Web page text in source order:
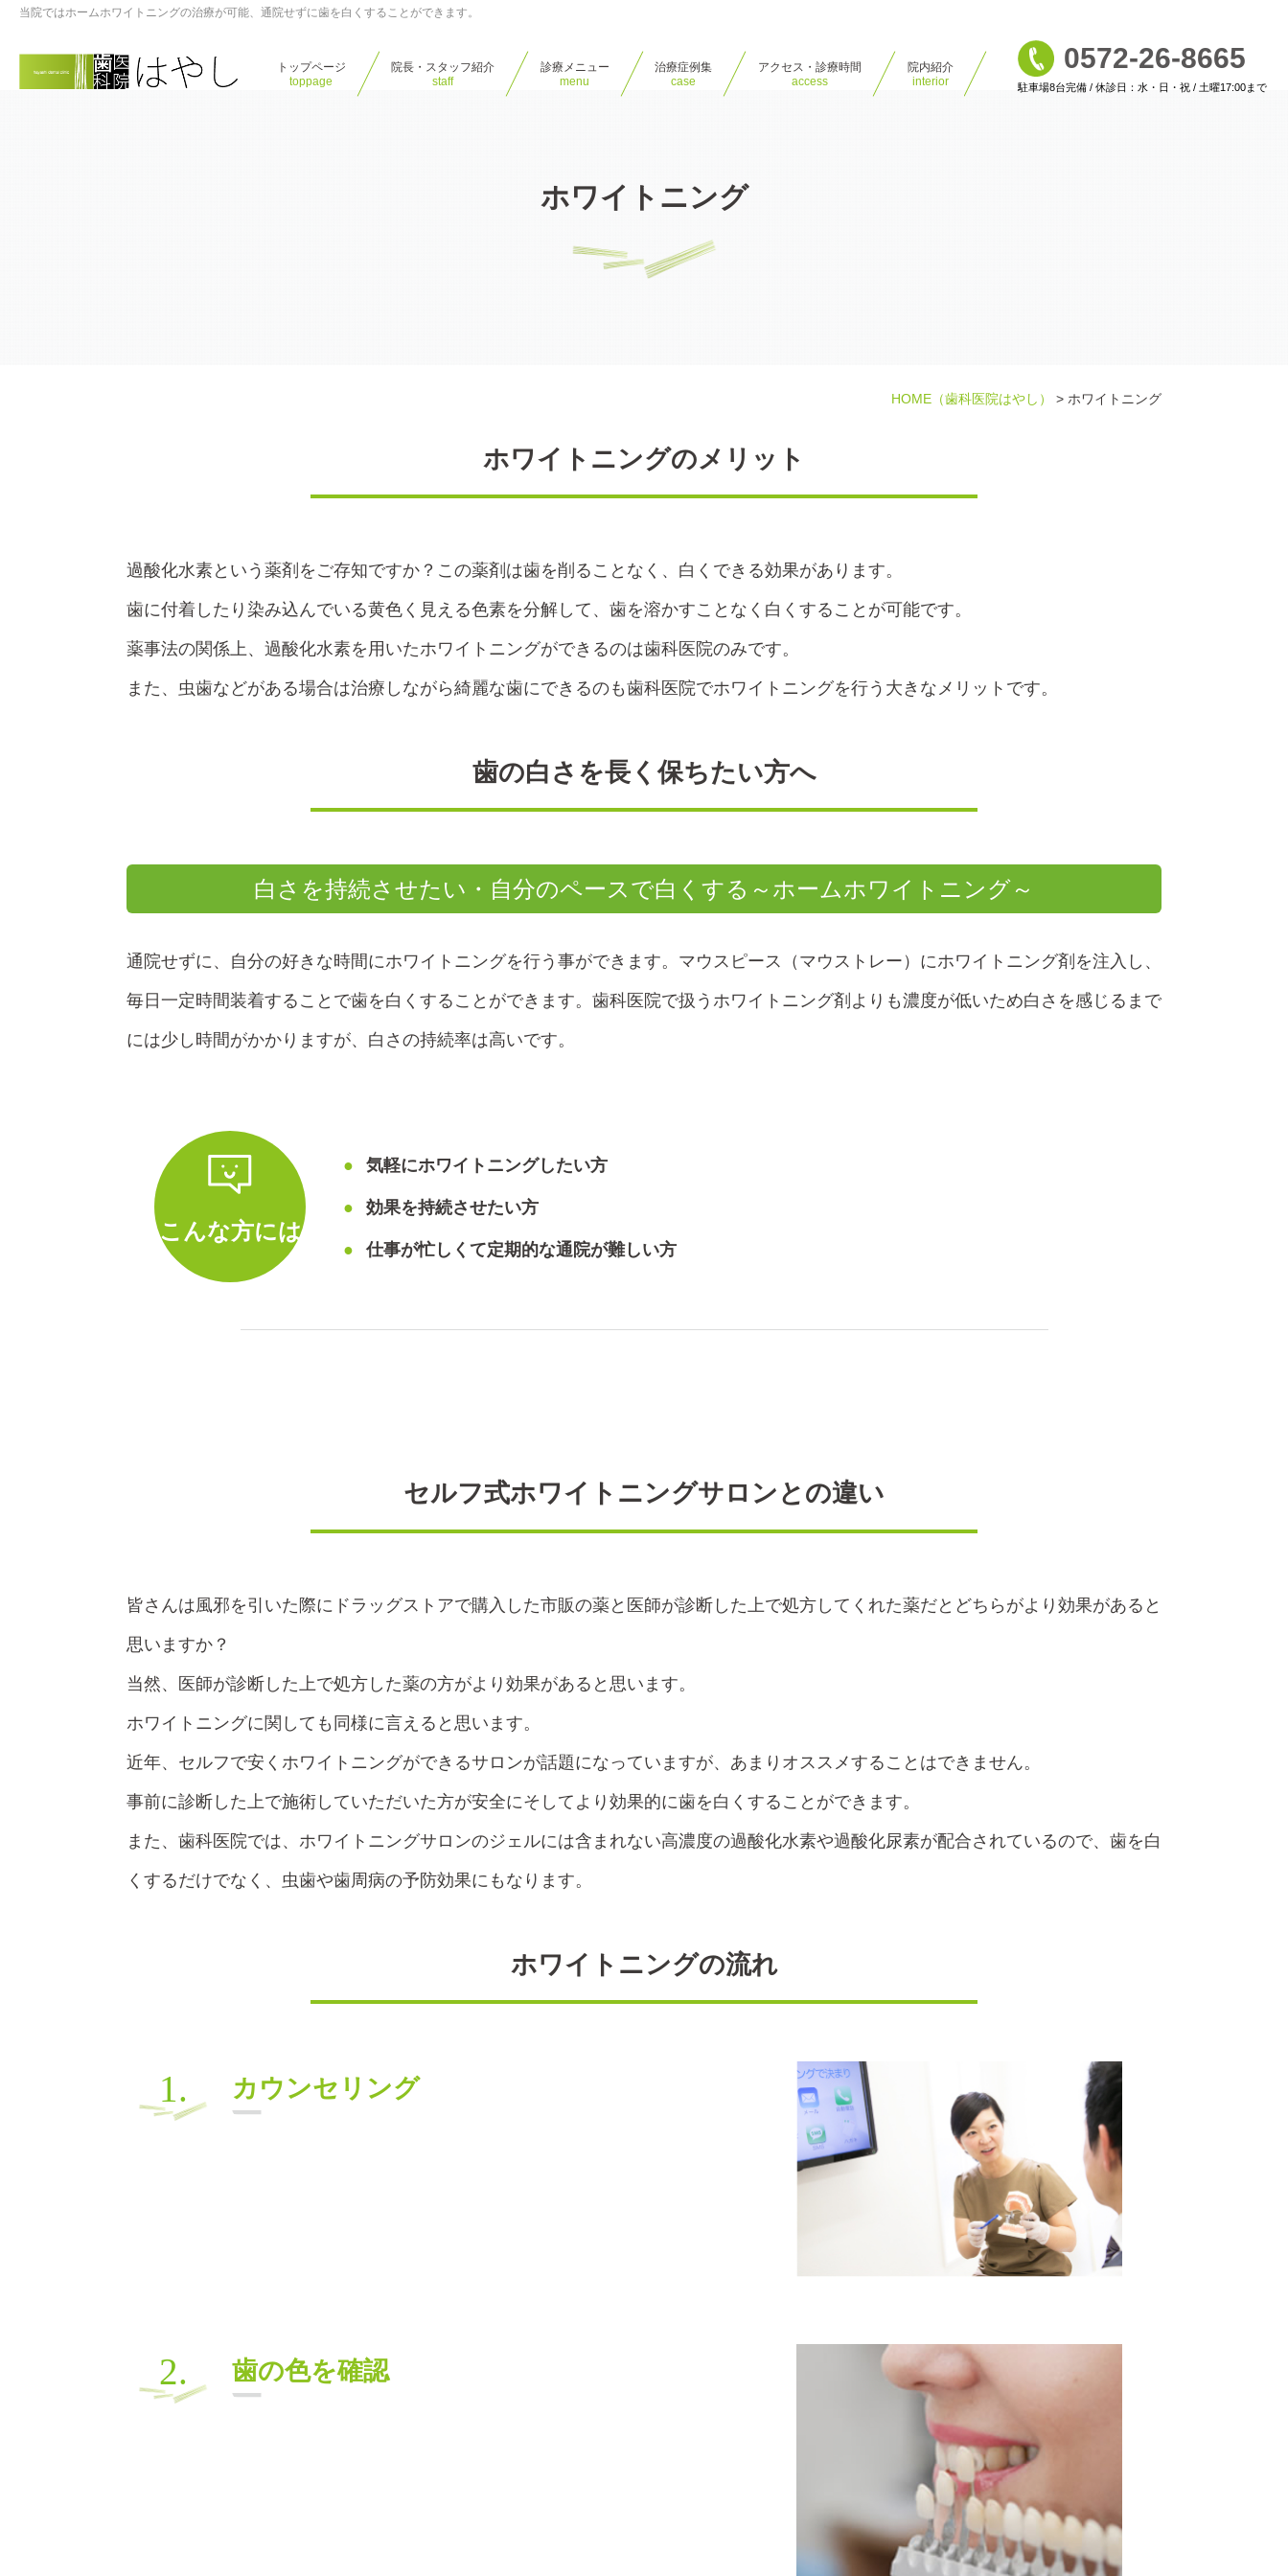
当院ではホームホワイトニングの治療が可能、通院せずに歯を白くすることができます。
トップページ
toppage
院⻑・スタッフ紹介
staff
診療メニュー
menu
治療症例集
case
アクセス・診療時間
access
院内紹介
interior
0572-26-8665
駐車場8台完備 / 休診日：水・日・祝 / 土曜17:00まで
ホワイトニング
HOME （歯科医院はやし） > ホワイトニング
ホワイトニングのメリット
過酸化水素という薬剤をご存知ですか？この薬剤は歯を削ることなく、白くできる効果があります。
歯に付着したり染み込んでいる黄色く見える色素を分解して、歯を溶かすことなく白くすることが可能です。
薬事法の関係上、過酸化水素を用いたホワイトニングができるのは歯科医院のみです。
また、虫歯などがある場合は治療しながら綺麗な歯にできるのも歯科医院でホワイトニングを行う大きなメリットです。
歯の白さを長く保ちたい方へ
白さを持続させたい・自分のペースで白くする～ホームホワイトニング～
通院せずに、自分の好きな時間にホワイトニングを行う事ができます。マウスピース（マウストレー）にホワイトニング剤を注入し、
毎日一定時間装着することで歯を白くすることができます。歯科医院で扱うホワイトニング剤よりも濃度が低いため白さを感じるまで
には少し時間がかかりますが、白さの持続率は高いです。
こんな方には
気軽にホワイトニングしたい方
効果を持続させたい方
仕事が忙しくて定期的な通院が難しい方
セルフ式ホワイトニングサロンとの違い
皆さんは風邪を引いた際にドラッグストアで購入した市販の薬と医師が診断した上で処方してくれた薬だとどちらがより効果があると
思いますか？
当然、医師が診断した上で処方した薬の方がより効果があると思います。
ホワイトニングに関しても同様に言えると思います。
近年、セルフで安くホワイトニングができるサロンが話題になっていますが、あまりオススメすることはできません。
事前に診断した上で施術していただいた方が安全にそしてより効果的に歯を白くすることができます。
また、歯科医院では、ホワイトニングサロンのジェルには含まれない高濃度の過酸化水素や過酸化尿素が配合されているので、歯を白
くするだけでなく、虫歯や歯周病の予防効果にもなります。
ホワイトニングの流れ
1. カウンセリング
2. 歯の色を確認